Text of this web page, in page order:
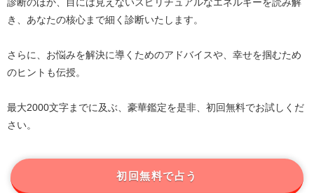
き、あなたの核心まで細く診断いたします。
さらに、お悩みを解決に導くためのアドバイスや、幸せを掴むため
のヒントも伝授。
最大2000文字までに及ぶ、豪華鑑定を是非、初回無料でお試しくだ
さい。
初回無料で占う